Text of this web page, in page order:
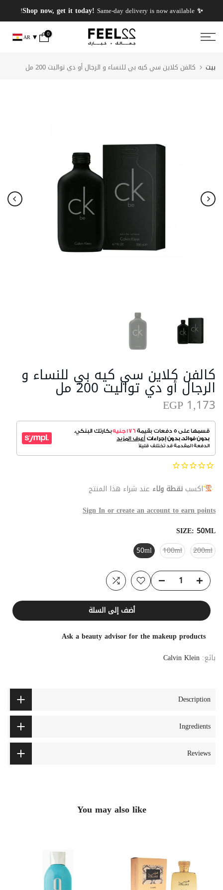
انتقل
إلى
المحتوى
✨ Shop now, get it today! FREE Shipping On Orders Above 2000 EGP!
0
AR
بيت كالفن كلاين سي كيه بي للنساء و الرجال أو دي تواليت 200 مل
كالفن كلاين سي كيه بي للنساء و
الرجال أو دي تواليت 200 مل
EGP 1,173
اكسب نقطة ولاء عند شراء هذا المنتج
Sign In or create an account to earn points
SIZE: 50ML
200ml
100ml
50ml
أضف إلى السلة
Ask a beauty advisor for the makeup products
بائع: Calvin Klein
Description
Ingredients
Reviews
You may also like